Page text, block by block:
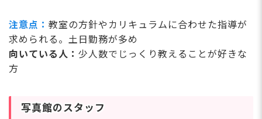
注意点： 教室の方針やカリキュラムに合わせた指導が
求められる。土日勤務が多め
向いている人： 少人数でじっくり教えることが好きな
方
写真館のスタッフ